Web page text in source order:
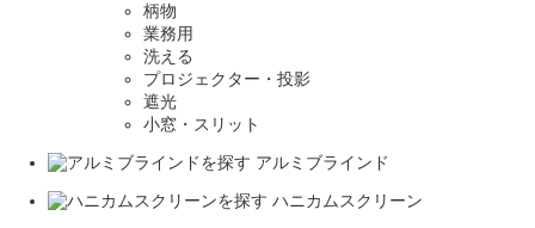
柄物
業務用
洗える
プロジェクター・投影
遮光
小窓・スリット
アルミブラインド
ハニカムスクリーン